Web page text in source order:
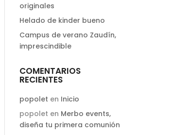
originales
Helado de kinder bueno
Campus de verano Zaudín,
imprescindible
COMENTARIOS
RECIENTES
popolet en Inicio
popolet en Merbo events,
diseña tu primera comunión